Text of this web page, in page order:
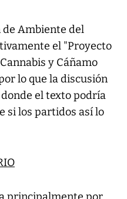
de Ambiente del
el "Proyecto
y Cáñamo
lo que la discusión
el texto podría
si los partidos así lo